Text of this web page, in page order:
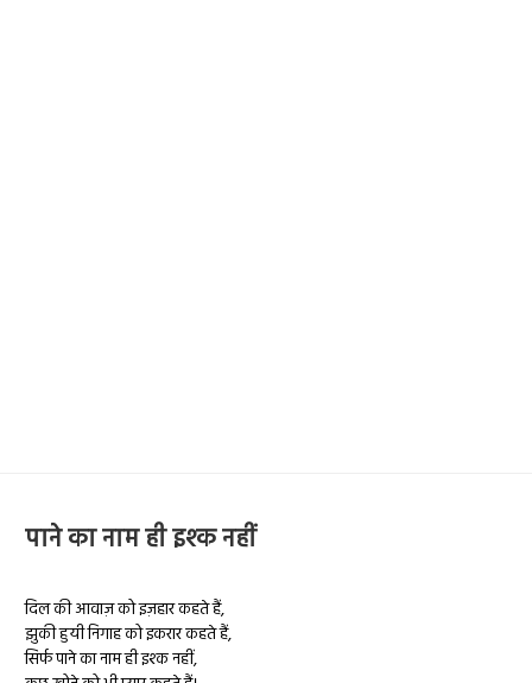
पाने का नाम ही इश्क नहीं
दिल की आवाज़ को इज़हार कहते हैं,
झुकी हुयी निगाह को इकरार कहते हैं,
सिर्फ पाने का नाम ही इश्क नहीं,